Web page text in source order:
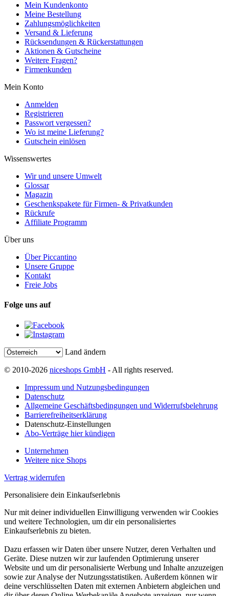
Mein Kundenkonto
Meine Bestellung
Zahlungsmöglichkeiten
Versand & Lieferung
Rücksendungen & Rückerstattungen
Aktionen & Gutscheine
Weitere Fragen?
Firmenkunden
Mein Konto
Anmelden
Registrieren
Passwort vergessen?
Wo ist meine Lieferung?
Gutschein einlösen
Wissenswertes
Wir und unsere Umwelt
Glossar
Magazin
Geschenkspakete für Firmen- & Privatkunden
Rückrufe
Affiliate Programm
Über uns
Über Piccantino
Unsere Gruppe
Kontakt
Freie Jobs
Folge uns auf
Land ändern
© 2010-2026 niceshops GmbH - All rights reserved.
Impressum und Nutzungsbedingungen
Datenschutz
Allgemeine Geschäftsbedingungen und Widerrufsbelehrung
Barrierefreiheitserklärung
Datenschutz-Einstellungen
Abo-Verträge hier kündigen
Unternehmen
Weitere nice Shops
Vertrag widerrufen
Personalisiere dein Einkaufserlebnis
Nur mit deiner individuellen Einwilligung verwenden wir Cookies
und weitere Technologien, um dir ein personalisiertes
Einkaufserlebnis zu bieten.
Dazu erfassen wir Daten über unsere Nutzer, deren Verhalten und
Geräte. Diese nutzen wir zur laufenden Optimierung unserer
Website und um dir personalisierte Werbung und Inhalte anzuzeigen
sowie zur Analyse der Nutzungsstatistiken. Außerdem können wir
deine verschlüsselten Daten mit externen Anbietern abgleichen und